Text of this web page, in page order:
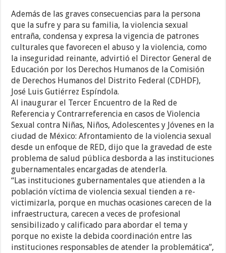
Además de las graves consecuencias para la persona
que la sufre y para su familia, la violencia sexual
entraña, condensa y expresa la vigencia de patrones
culturales que favorecen el abuso y la violencia, como
la inseguridad reinante, advirtió el Director General de
Educación por los Derechos Humanos de la Comisión
de Derechos Humanos del Distrito Federal (CDHDF),
José Luis Gutiérrez Espíndola.
Al inaugurar el Tercer Encuentro de la Red de
Referencia y Contrarreferencia en casos de Violencia
Sexual contra Niñas, Niños, Adolescentes y Jóvenes en la
ciudad de México: Afrontamiento de la violencia sexual
desde un enfoque de RED, dijo que la gravedad de este
problema de salud pública desborda a las instituciones
gubernamentales encargadas de atenderla.
“Las instituciones gubernamentales que atienden a la
población víctima de violencia sexual tienden a re-
victimizarla, porque en muchas ocasiones carecen de la
infraestructura, carecen a veces de profesional
sensibilizado y calificado para abordar el tema y
porque no existe la debida coordinación entre las
instituciones responsables de atender la problemática”,